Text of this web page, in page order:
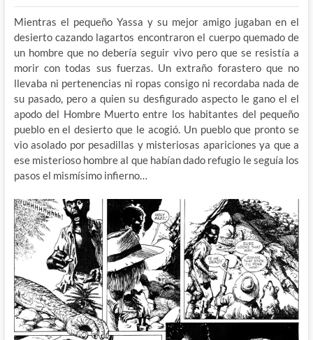
Mientras el pequeño Yassa y su mejor amigo jugaban en el
desierto cazando lagartos encontraron el cuerpo quemado de
un hombre que no debería seguir vivo pero que se resistía a
morir con todas sus fuerzas. Un extraño forastero que no
llevaba ni pertenencias ni ropas consigo ni recordaba nada de
su pasado, pero a quien su desfigurado aspecto le gano el el
apodo del Hombre Muerto entre los habitantes del pequeño
pueblo en el desierto que le acogió. Un pueblo que pronto se
vio asolado por pesadillas y misteriosas apariciones ya que a
ese misterioso hombre al que habían dado refugio le seguía los
pasos el mismísimo infierno…